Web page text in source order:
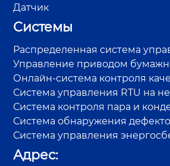
Датчик
Системы
Распределенная система
Управление приводом
Онлайн-система контроля
Система управления RTU на
Система контроля пара и
Система обнаружения
Система управления
Адрес: